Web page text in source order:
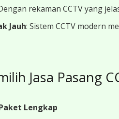
rekaman CCTV yang
Jauh: Sistem CCTV modern
Jasa Pasang
Lengkap